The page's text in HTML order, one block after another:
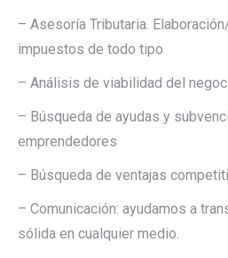
– Asesoría Tributaria.
impuestos de todo tipo
– Análisis de viabilidad del
– Búsqueda de ayudas y
emprendedores
– Búsqueda de ventajas
– Comunicación: ayudamos a
sólida en cualquier medio.